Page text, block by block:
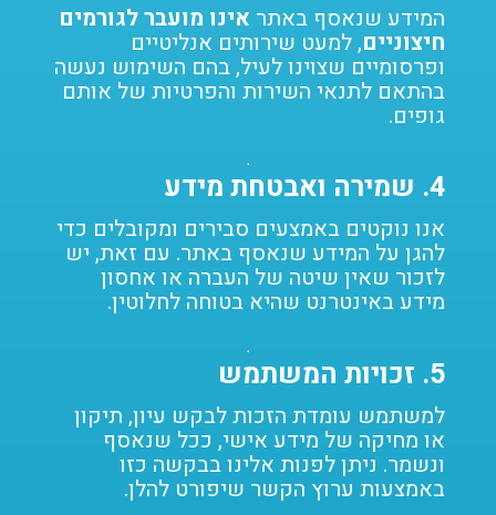
המידע שנאסף באתר אינו מועבר לגורמים
חיצוניים, למעט שירותים אנליטיים
ופרסומיים שצוינו לעיל, בהם השימוש נעשה
בהתאם לתנאי השירות והפרטיות של אותם
גופים.
4. שמירה ואבטחת מידע
אנו נוקטים באמצעים סבירים ומקובלים כדי
להגן על המידע שנאסף באתר. עם זאת, יש
לזכור שאין שיטה של העברה או אחסון
מידע באינטרנט שהיא בטוחה לחלוטין.
5. זכויות המשתמש
למשתמש עומדת הזכות לבקש עיון, תיקון
או מחיקה של מידע אישי, ככל שנאסף
ונשמר. ניתן לפנות אלינו בבקשה כזו
באמצעות ערוץ הקשר שיפורט להלן.